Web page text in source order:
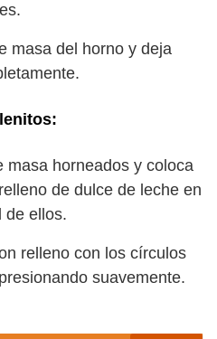
masa del horno y deja
masa horneados y coloca
de dulce de leche en
de ellos.
relleno con los círculos
suavemente.